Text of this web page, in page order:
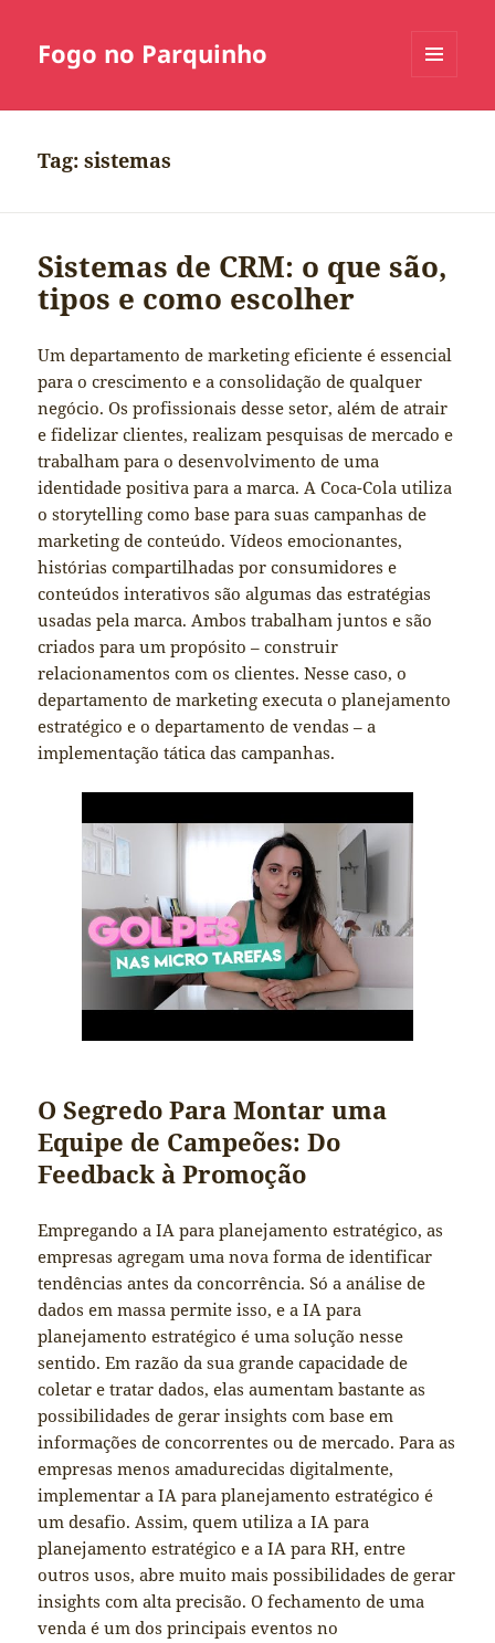
Fogo no Parquinho
Tag:sistemas
Sistemas de CRM: o que são,
tipos e como escolher
Um departamento de marketing eficiente é essencial
para o crescimento e a consolidação de qualquer
negócio. Os profissionais desse setor, além de atrair
e fidelizar clientes, realizam pesquisas de mercado e
trabalham para o desenvolvimento de uma
identidade positiva para a marca. A Coca-Cola utiliza
o storytelling como base para suas campanhas de
marketing de conteúdo. Vídeos emocionantes,
histórias compartilhadas por consumidores e
conteúdos interativos são algumas das estratégias
usadas pela marca. Ambos trabalham juntos e são
criados para um propósito – construir
relacionamentos com os clientes. Nesse caso, o
departamento de marketing executa o planejamento
estratégico e o departamento de vendas – a
implementação tática das campanhas.
O Segredo Para Montar uma
Equipe de Campeões: Do
Feedback à Promoção
Empregando a IA para planejamento estratégico, as
empresas agregam uma nova forma de identificar
tendências antes da concorrência. Só a análise de
dados em massa permite isso, e a IA para
planejamento estratégico é uma solução nesse
sentido. Em razão da sua grande capacidade de
coletar e tratar dados, elas aumentam bastante as
possibilidades de gerar insights com base em
informações de concorrentes ou de mercado. Para as
empresas menos amadurecidas digitalmente,
implementar a IA para planejamento estratégico é
um desafio. Assim, quem utiliza a IA para
planejamento estratégico e a IA para RH, entre
outros usos, abre muito mais possibilidades de gerar
insights com alta precisão. O fechamento de uma
venda é um dos principais eventos no